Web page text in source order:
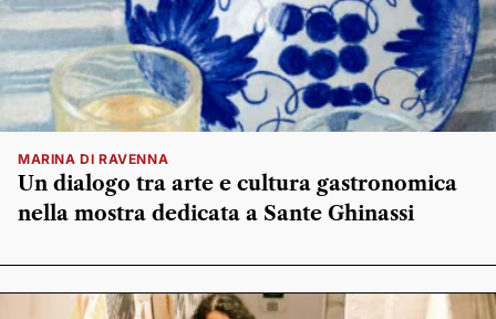
MARINA DI RAVENNA
Un dialogo tra arte e cultura gastronomica
nella mostra dedicata a Sante Ghinassi